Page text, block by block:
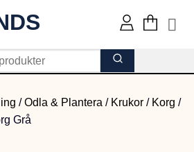
/Odla & Plantera / Krukor / Korg /
Grå